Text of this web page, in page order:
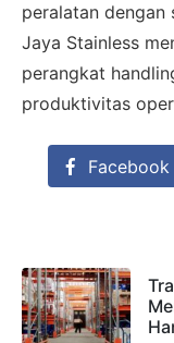
peralatan dengan
Jaya Stainless
perangkat
produktivitas
Facebook
SALES
Hubungi
Konsultasikan
estimasi cepat